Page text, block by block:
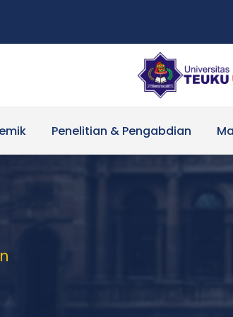
Penelitian & Pengabdian